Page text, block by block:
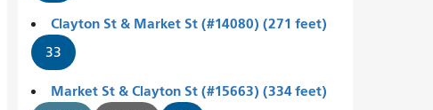
Clayton St & Market St (#14080) (271 feet)
33
Market St & Clayton St (#15663) (334 feet)